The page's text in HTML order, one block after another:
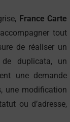
France Carte
tout
de réaliser un
duplicata, un
une demande
une modification
ou d’adresse,